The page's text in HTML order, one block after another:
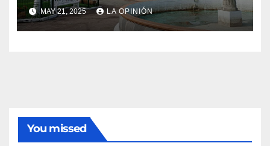
MAY 21, 2025 LA OPINIÓN
You missed